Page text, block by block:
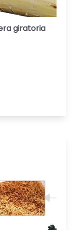
giratoria